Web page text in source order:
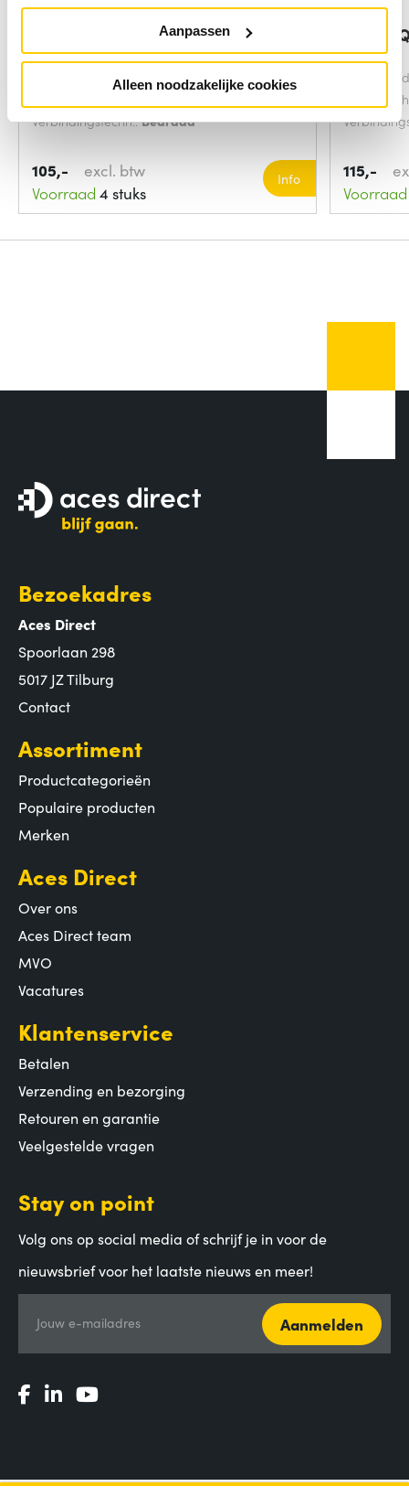
Aanpassen
Alleen noodzakelijke cookies
Edifier P12 luidspreker Grijs, Hout
Gemiddeld vermogen:
20 Watts
Verbindingstechn.:Bedraad
105,-
excl. btw
Voorraad 4 stuks
Info
Edifier
Kleur
115,-
Voorraad
Bezoekadres
Aces Direct
Spoorlaan 298
5017 JZ Tilburg
Contact
Assortiment
Productcategorieën
Populaire producten
Merken
Aces Direct
Over ons
Aces Direct team
MVO
Vacatures
Klantenservice
Betalen
Verzending en bezorging
Retouren en garantie
Veelgestelde vragen
Stay on point
Volg ons op social media of schrijf je in voor de
nieuwsbrief voor het laatste nieuws en meer!
Jouw e-mailadres Aanmelden